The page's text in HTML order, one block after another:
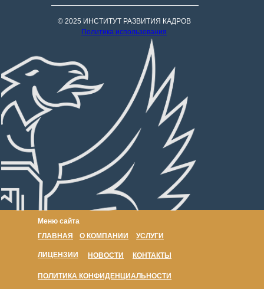
Меню сайта
© 2025 ИНСТИТУТ РАЗВИТИЯ КАДРОВ
Политика использования
ГЛАВНАЯ О КОМПАНИИ УСЛУГИ
ЛИЦЕНЗИИ НОВОСТИ КОНТАКТЫ
ПОЛИТИКА КОНФИДЕНЦИАЛЬНОСТИ